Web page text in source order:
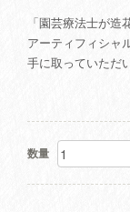
「園芸療法士が造
アーティフィシャ
手に取っていただ
数量